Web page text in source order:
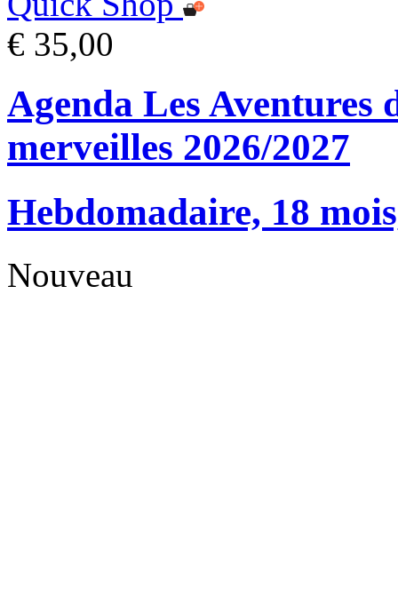
€ 35,00
Agenda Les Aventures
merveilles 2026/2027
Hebdomadaire, 18
Nouveau